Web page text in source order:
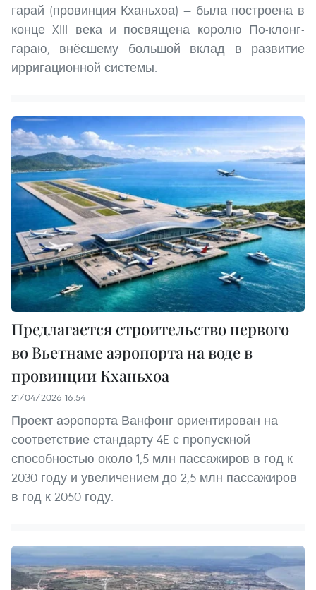
гарай (провинция Кханьхоа) — была построена в
конце XIII века и посвящена королю По-клонг-
гараю, внёсшему большой вклад в развитие
ирригационной системы.
Предлагается строительство первого
во Вьетнаме аэропорта на воде в
провинции Кханьхоа
21/04/2026 16:54
Проект аэропорта Ванфонг ориентирован на
соответствие стандарту 4E с пропускной
способностью около 1,5 млн пассажиров в год к
2030 году и увеличением до 2,5 млн пассажиров
в год к 2050 году.